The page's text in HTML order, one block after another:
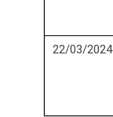
22/03/2024